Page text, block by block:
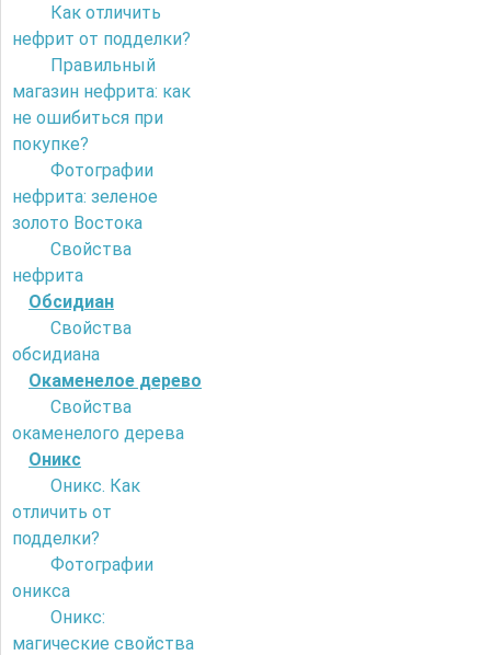
Как отличить
нефрит от подделки?
Правильный
магазин нефрита: как
не ошибиться при
покупке?
Фотографии
нефрита: зеленое
золото Востока
Свойства
нефрита
Обсидиан
Свойства
обсидиана
Окаменелое дерево
Свойства
окаменелого дерева
Оникс
Оникс. Как
отличить от
подделки?
Фотографии
оникса
Оникс:
магические свойства